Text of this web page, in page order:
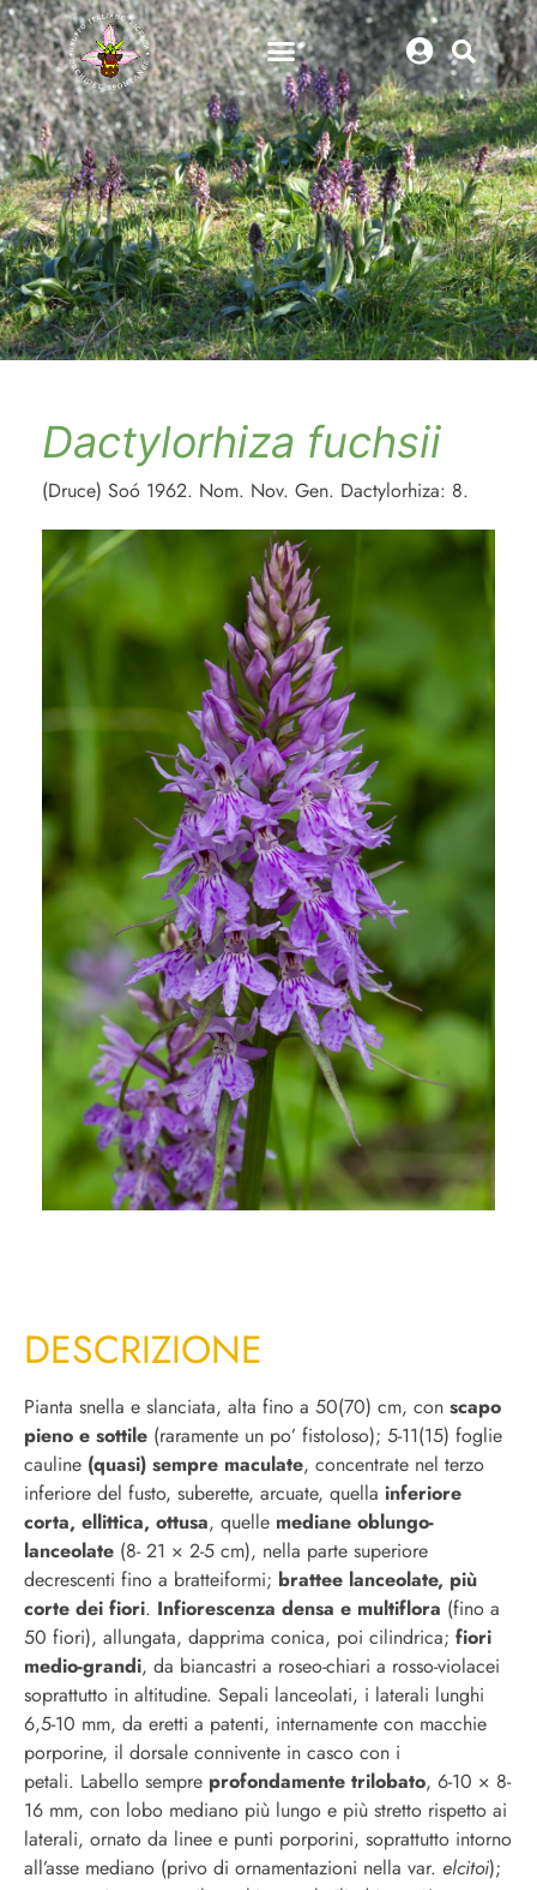
Dactylorhiza fuchsii
(Druce) Soó 1962. Nom. Nov. Gen. Dactylorhiza: 8.
DESCRIZIONE
Pianta snella e slanciata, alta fino a 50(70) cm, con scapo
pieno e sottile (raramente un po’ fistoloso); 5-11(15) foglie
cauline (quasi) sempre maculate, concentrate nel terzo
inferiore del fusto, suberette, arcuate, quella inferiore
corta, ellittica, ottusa, quelle mediane oblungo-
lanceolate (8- 21 × 2-5 cm), nella parte superiore
decrescenti fino a bratteiformi; brattee lanceolate, più
corte dei fiori. Infiorescenza densa e multiflora (fino a
50 fiori), allungata, dapprima conica, poi cilindrica; fiori
medio-grandi, da biancastri a roseo-chiari a rosso-violacei
soprattutto in altitudine. Sepali lanceolati, i laterali lunghi
6,5-10 mm, da eretti a patenti, internamente con macchie
porporine, il dorsale connivente in casco con i
petali. Labello sempre profondamente trilobato, 6-10 × 8-
16 mm, con lobo mediano più lungo e più stretto rispetto ai
laterali, ornato da linee e punti porporini, soprattutto intorno
all’asse mediano (privo di ornamentazioni nella var. elcitoi);